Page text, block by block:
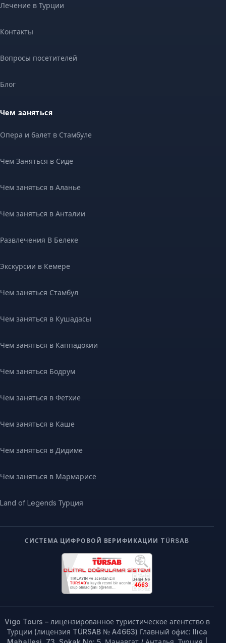
Лечение в Турции
Контакты
Вопросы посетителей
Блог
Чем заняться
Опера и балет в Стамбуле
Чем Заняться в Сиде
Чем заняться в Аланье
Чем заняться в Анталии
Развлечения В Белеке
Экскурсии в Кемере
Чем заняться Стамбул
Чем заняться в Кушадасы
Чем заняться в Каппадокии
Чем заняться Бодрум
Чем заняться в Фетхие
Чем заняться в Каше
Чем заняться в Дидиме
Чем заняться в Мармарисе
Land of Legends Турция
СИСТЕМА ЦИФРОВОЙ ВЕРИФИКАЦИИ TÜRSAB
Vigo Tours – лицензированное туристическое агентство в
Турции (лицензия TÜRSAB № A4663) Главный офис: Ilıca